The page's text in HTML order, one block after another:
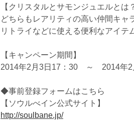
【クリスタルとサモンジュエルとは
どちらもレアリティの高い仲間キャ
リトライなどに使える便利なアイテ
【キャンペーン期間】
2014年2月3日17：30 ～ 2014年
◆事前登録フォームはこちら
【ソウルべイン公式サイト】
http://soulbane.jp/